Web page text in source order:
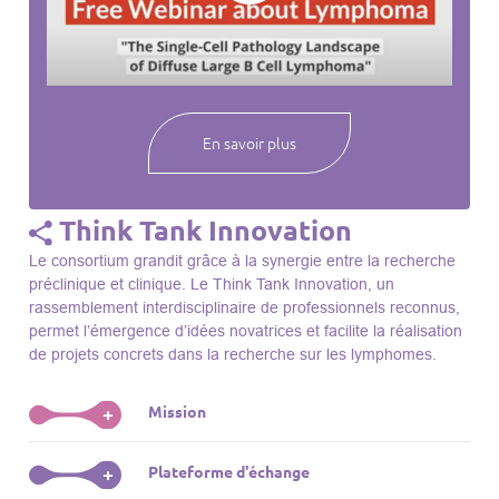
webinaires à venir, des séances précédentes et joignez-vous
notre compréhension des lymphomes et des maladies
En savoir plus
Think Tank Innovation
Le consortium grandit grâce à la synergie entre la recherche
préclinique et clinique. Le Think Tank Innovation, un
rassemblement interdisciplinaire de professionnels reconnus,
permet l’émergence d’idées novatrices et facilite la réalisation
de projets concrets dans la recherche sur les lymphomes.
+ Mission
Le Think Tank initie des projets, façonne des initiatives de
R&D, identifie des porteurs et promeut l’unité parmi les
+ Plateforme d'échange